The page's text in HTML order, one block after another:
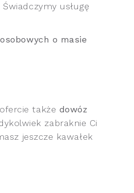
usługę
o masie
także dowóz
zabraknie Ci
jeszcze kawałek